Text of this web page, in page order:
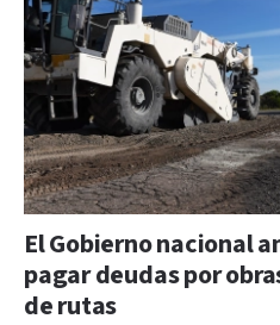
El Gobierno nacional
pagar deudas por
de rutas